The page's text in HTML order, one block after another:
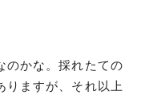
のかな。採れたての
りますが、それ以上